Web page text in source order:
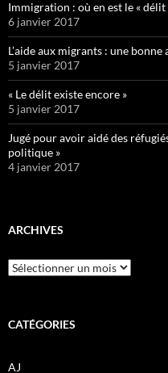
Immigration : où en est le « délit
6 janvier 2017
L’aide aux migrants : une
5 janvier 2017
« Le délit existe encore »
5 janvier 2017
Jugé pour avoir aidé des
politique »
4 janvier 2017
ARCHIVES
Archives
CATÉGORIES
AJ